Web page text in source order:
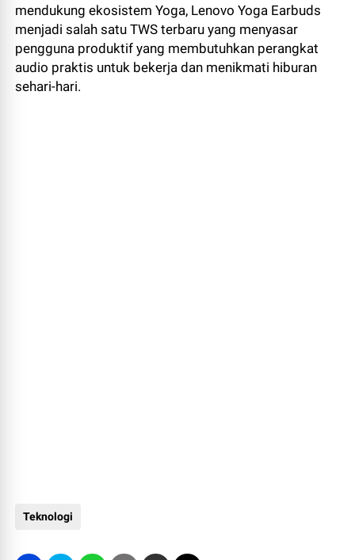
mendukung ekosistem Yoga, Lenovo Yoga Earbuds
menjadi salah satu TWS terbaru yang menyasar
pengguna produktif yang membutuhkan perangkat
audio praktis untuk bekerja dan menikmati hiburan
sehari-hari.
Teknologi